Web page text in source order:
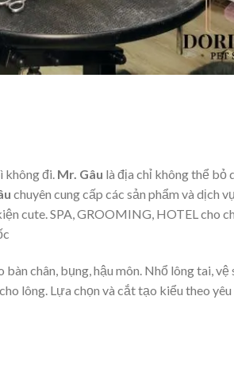
không đi. Mr. Gâu là địa chỉ không thể bỏ
chuyên cung cấp các sản phẩm và dịch
cute. SPA, GROOMING, HOTEL cho
chân, bụng, hậu môn. Nhổ lông tai, vệ
lông. Lựa chọn và cắt tạo kiểu theo